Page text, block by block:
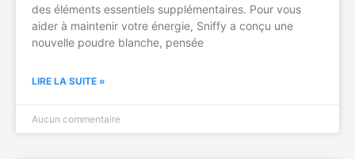
des éléments essentiels supplémentaires. Pour vous
aider à maintenir votre énergie, Sniffy a conçu une
nouvelle poudre blanche, pensée
LIRE LA SUITE »
Aucun commentaire